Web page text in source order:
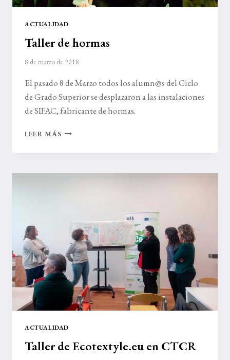
ACTUALIDAD
Taller de hormas
8 de marzo de 2018
El pasado 8 de Marzo todos los alumn@s del Ciclo
de Grado Superior se desplazaron a las instalaciones
de SIFAC, fabricante de hormas.
LEER MÁSTALLER
HORMAS
ACTUALIDAD
Taller de Ecotextyle.eu en CTCR